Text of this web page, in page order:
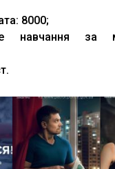
8000;
навчання за